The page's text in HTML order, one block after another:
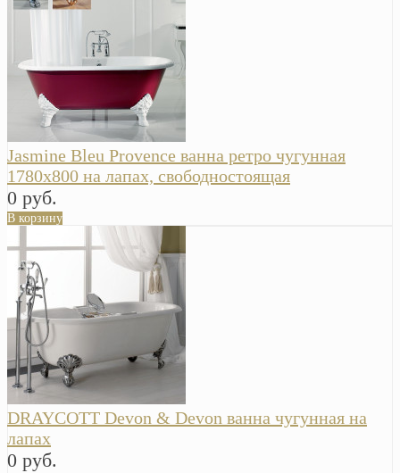
Jasmine Bleu Provence ванна ретро чугунная
1780х800 на лапах, свободностоящая
0 руб.
В корзину
DRAYCOTT Devon & Devon ванна чугунная на
лапах
0 руб.